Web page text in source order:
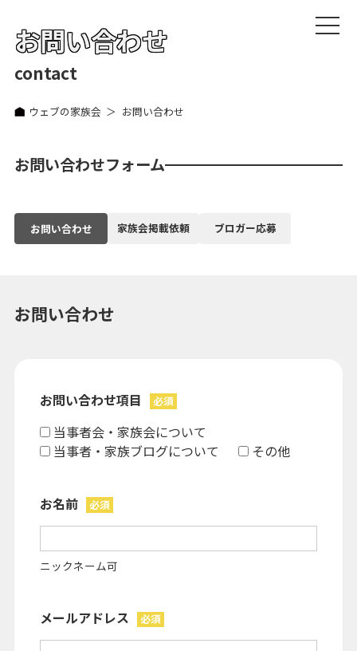
お問い合わせ
contact
ウェブの家族会 お問い合わせ
お問い合わせフォーム
お問い合わせ 家族会掲載依頼 ブロガー応募
お問い合わせ
お問い合わせ項目 必須
当事者会・家族会について
当事者・家族ブログについて
その他
お名前 必須
ニックネーム可
メールアドレス 必須